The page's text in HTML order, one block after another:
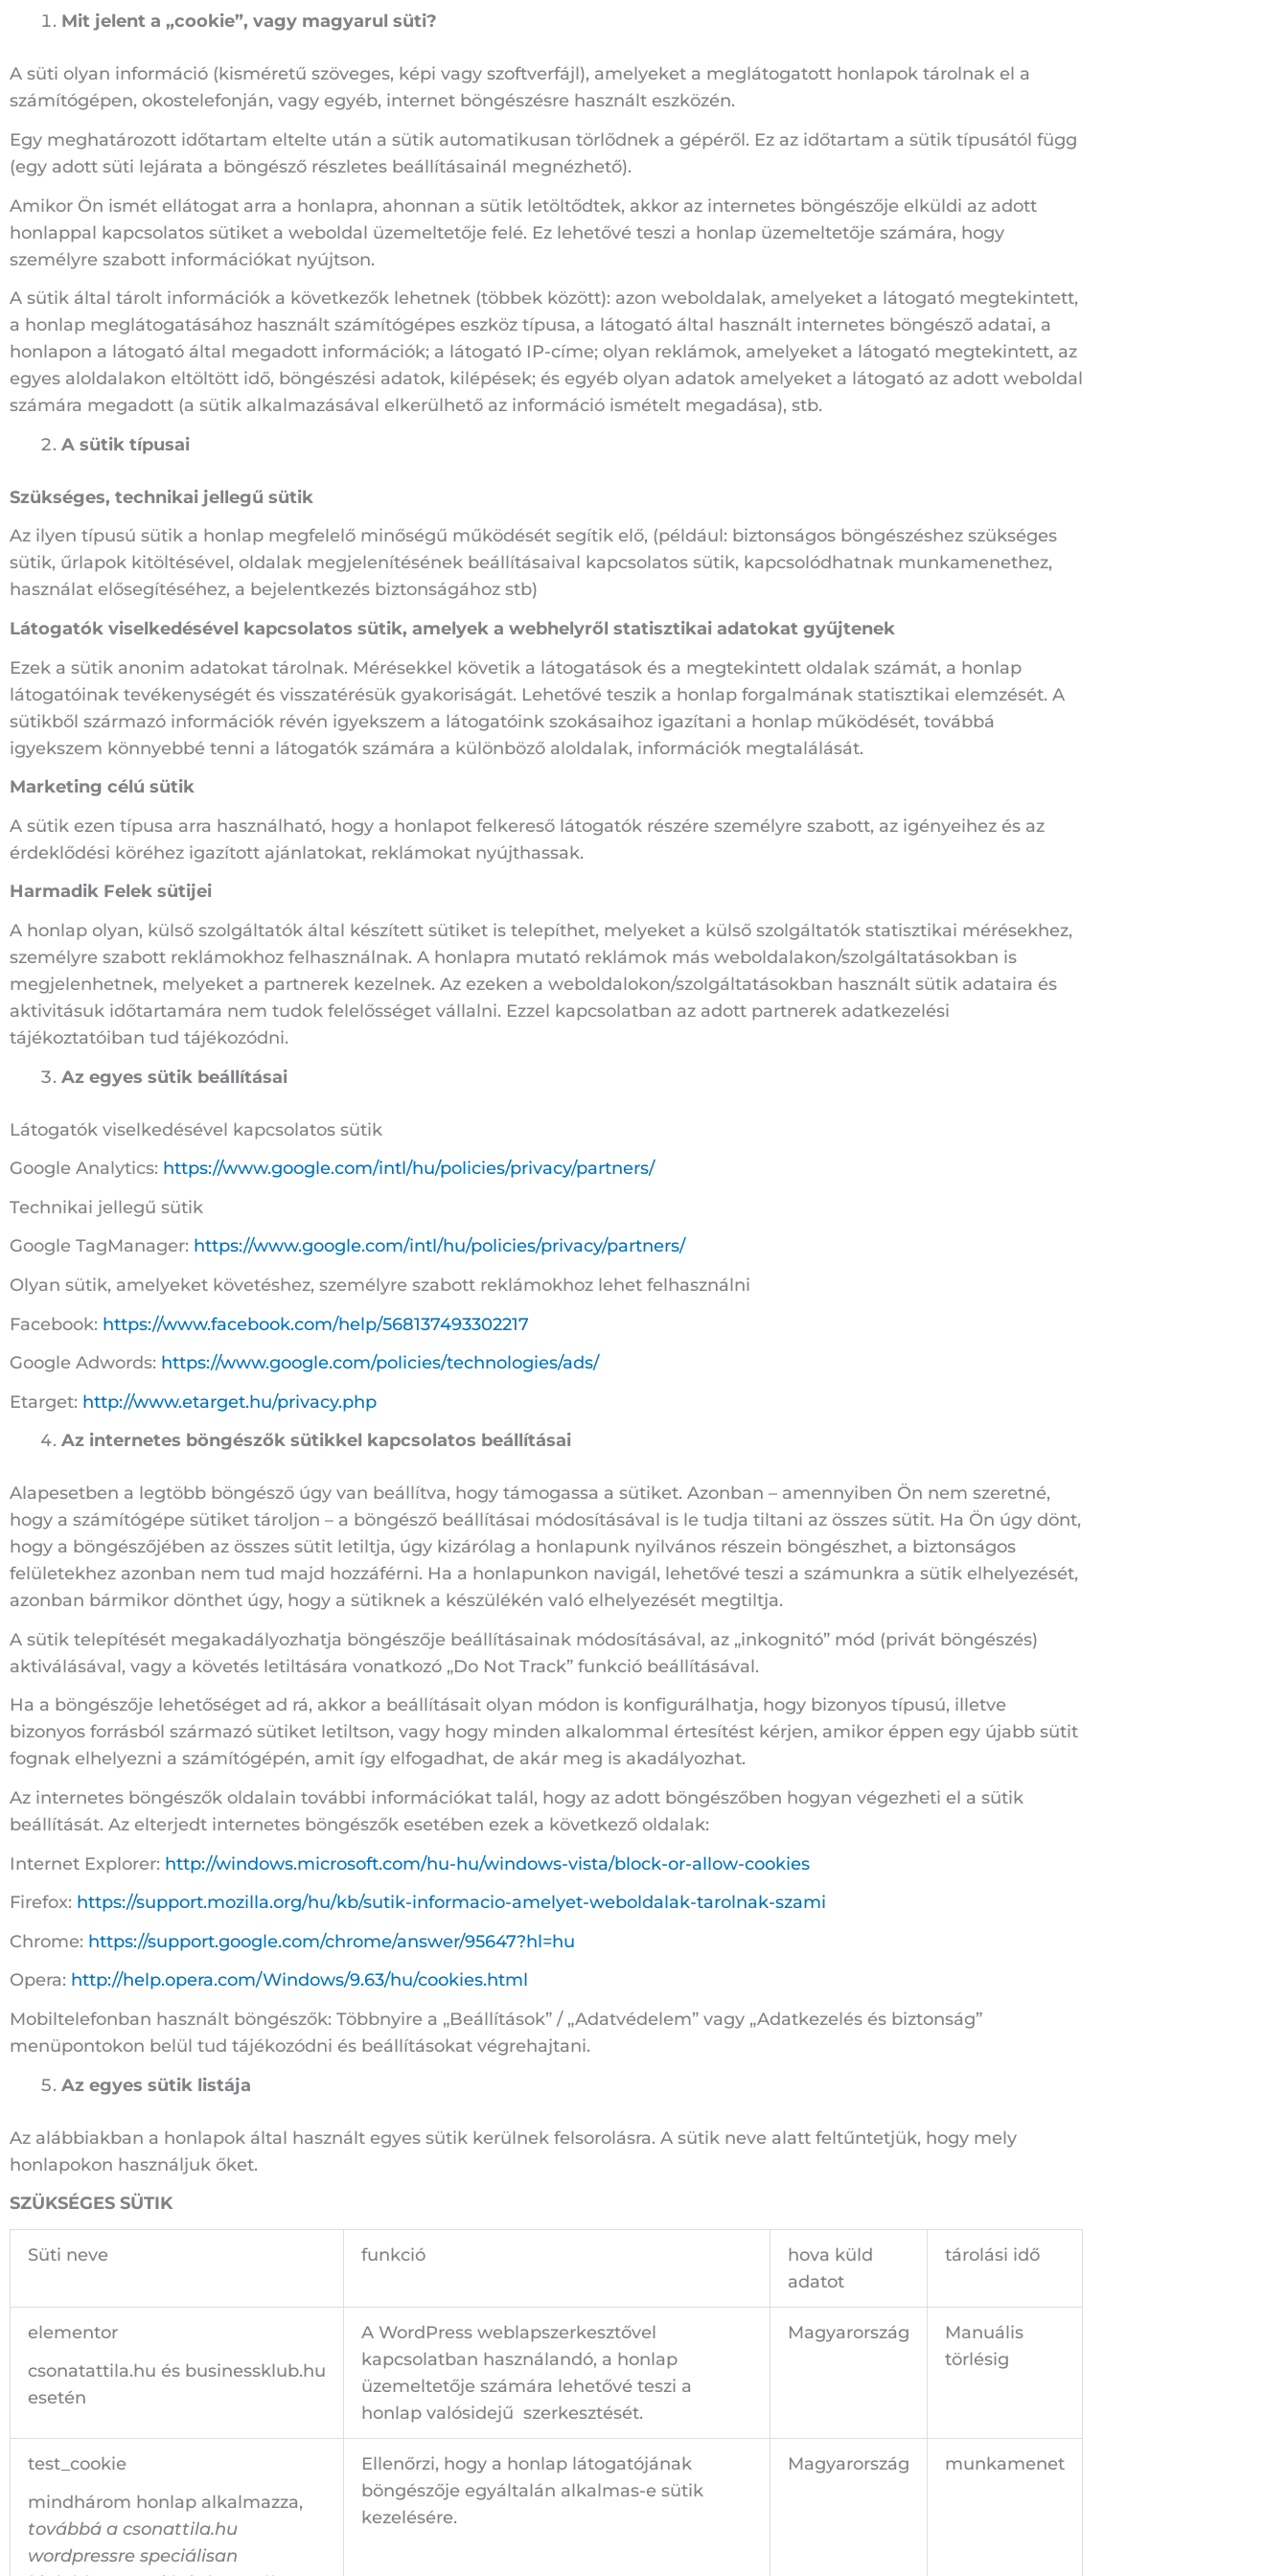
Mit jelent a „cookie”, vagy magyarul süti?
A süti olyan információ (kisméretű szöveges, képi vagy szoftverfájl), amelyeket a meglátogatott honlapok tárolnak el a
számítógépen, okostelefonján, vagy egyéb, internet böngészésre használt eszközén.
Egy meghatározott időtartam eltelte után a sütik automatikusan törlődnek a gépéről. Ez az időtartam a sütik típusától függ
(egy adott süti lejárata a böngésző részletes beállításainál megnézhető).
Amikor Ön ismét ellátogat arra a honlapra, ahonnan a sütik letöltődtek, akkor az internetes böngészője elküldi az adott
honlappal kapcsolatos sütiket a weboldal üzemeltetője felé. Ez lehetővé teszi a honlap üzemeltetője számára, hogy
személyre szabott információkat nyújtson.
A sütik által tárolt információk a következők lehetnek (többek között): azon weboldalak, amelyeket a látogató megtekintett,
a honlap meglátogatásához használt számítógépes eszköz típusa, a látogató által használt internetes böngésző adatai, a
honlapon a látogató által megadott információk; a látogató IP-címe; olyan reklámok, amelyeket a látogató megtekintett, az
egyes aloldalakon eltöltött idő, böngészési adatok, kilépések; és egyéb olyan adatok amelyeket a látogató az adott weboldal
számára megadott (a sütik alkalmazásával elkerülhető az információ ismételt megadása), stb.
A sütik típusai
Szükséges, technikai jellegű sütik
Az ilyen típusú sütik a honlap megfelelő minőségű működését segítik elő, (például: biztonságos böngészéshez szükséges
sütik, űrlapok kitöltésével, oldalak megjelenítésének beállításaival kapcsolatos sütik, kapcsolódhatnak munkamenethez,
használat elősegítéséhez, a bejelentkezés biztonságához stb)
Látogatók viselkedésével kapcsolatos sütik, amelyek a webhelyről statisztikai adatokat gyűjtenek
Ezek a sütik anonim adatokat tárolnak. Mérésekkel követik a látogatások és a megtekintett oldalak számát, a honlap
látogatóinak tevékenységét és visszatérésük gyakoriságát. Lehetővé teszik a honlap forgalmának statisztikai elemzését. A
sütikből származó információk révén igyekszem a látogatóink szokásaihoz igazítani a honlap működését, továbbá
igyekszem könnyebbé tenni a látogatók számára a különböző aloldalak, információk megtalálását.
Marketing célú sütik
A sütik ezen típusa arra használható, hogy a honlapot felkereső látogatók részére személyre szabott, az igényeihez és az
érdeklődési köréhez igazított ajánlatokat, reklámokat nyújthassak.
Harmadik Felek sütijei
A honlap olyan, külső szolgáltatók által készített sütiket is telepíthet, melyeket a külső szolgáltatók statisztikai mérésekhez,
személyre szabott reklámokhoz felhasználnak. A honlapra mutató reklámok más weboldalakon/szolgáltatásokban is
megjelenhetnek, melyeket a partnerek kezelnek. Az ezeken a weboldalokon/szolgáltatásokban használt sütik adataira és
aktivitásuk időtartamára nem tudok felelősséget vállalni. Ezzel kapcsolatban az adott partnerek adatkezelési
tájékoztatóiban tud tájékozódni.
Az egyes sütik beállításai
Látogatók viselkedésével kapcsolatos sütik
Google Analytics: https://www.google.com/intl/hu/policies/privacy/partners/
Technikai jellegű sütik
Google TagManager: https://www.google.com/intl/hu/policies/privacy/partners/
Olyan sütik, amelyeket követéshez, személyre szabott reklámokhoz lehet felhasználni
Facebook: https://www.facebook.com/help/568137493302217
Google Adwords: https://www.google.com/policies/technologies/ads/
Etarget: http://www.etarget.hu/privacy.php
Az internetes böngészők sütikkel kapcsolatos beállításai
Alapesetben a legtöbb böngésző úgy van beállítva, hogy támogassa a sütiket. Azonban – amennyiben Ön nem szeretné,
hogy a számítógépe sütiket tároljon – a böngésző beállításai módosításával is le tudja tiltani az összes sütit. Ha Ön úgy dönt,
hogy a böngészőjében az összes sütit letiltja, úgy kizárólag a honlapunk nyilvános részein böngészhet, a biztonságos
felületekhez azonban nem tud majd hozzáférni. Ha a honlapunkon navigál, lehetővé teszi a számunkra a sütik elhelyezését,
azonban bármikor dönthet úgy, hogy a sütiknek a készülékén való elhelyezését megtiltja.
A sütik telepítését megakadályozhatja böngészője beállításainak módosításával, az „inkognitó” mód (privát böngészés)
aktiválásával, vagy a követés letiltására vonatkozó „Do Not Track” funkció beállításával.
Ha a böngészője lehetőséget ad rá, akkor a beállításait olyan módon is konfigurálhatja, hogy bizonyos típusú, illetve
bizonyos forrásból származó sütiket letiltson, vagy hogy minden alkalommal értesítést kérjen, amikor éppen egy újabb sütit
fognak elhelyezni a számítógépén, amit így elfogadhat, de akár meg is akadályozhat.
Az internetes böngészők oldalain további információkat talál, hogy az adott böngészőben hogyan végezheti el a sütik
beállítását. Az elterjedt internetes böngészők esetében ezek a következő oldalak:
Internet Explorer: http://windows.microsoft.com/hu-hu/windows-vista/block-or-allow-cookies
Firefox: https://support.mozilla.org/hu/kb/sutik-informacio-amelyet-weboldalak-tarolnak-szami
Chrome: https://support.google.com/chrome/answer/95647?hl=hu
Opera: http://help.opera.com/Windows/9.63/hu/cookies.html
Mobiltelefonban használt böngészők: Többnyire a „Beállítások” / „Adatvédelem” vagy „Adatkezelés és biztonság”
menüpontokon belül tud tájékozódni és beállításokat végrehajtani.
Az egyes sütik listája
Az alábbiakban a honlapok által használt egyes sütik kerülnek felsorolásra. A sütik neve alatt feltűntetjük, hogy mely
honlapokon használjuk őket.
SZÜKSÉGES SÜTIK
Süti neve funkció
hova küld
adatot
tárolási idő
elementor
csonatattila.hu és businessklub.hu
esetén
A WordPress weblapszerkesztővel
kapcsolatban használandó, a honlap
üzemeltetője számára lehetővé teszi a
honlap valósidejű szerkesztését.
Magyarország
Manuális
törlésig
test_cookie
mindhárom honlap alkalmazza,
továbbá a csonattila.hu
wordpressre speciálisan
Ellenőrzi, hogy a honlap látogatójának
böngészője egyáltalán alkalmas-e sütik
kezelésére.
Magyarország munkamenet